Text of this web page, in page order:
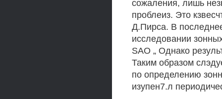
сожаления, лишь
проблеиз. Это
Д.Пирса. В
исследовании
SAO „ Однако
Таким образом
по определению
изупен7.л